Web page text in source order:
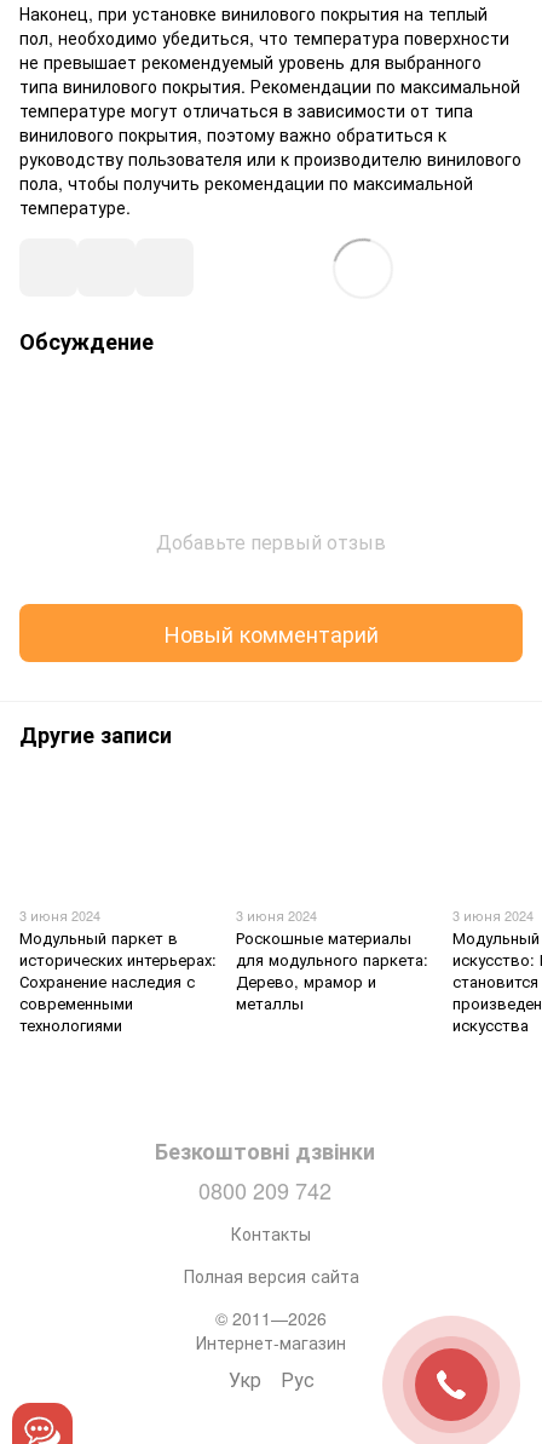
Наконец, при установке винилового покрытия на теплый
пол, необходимо убедиться, что температура поверхности
не превышает рекомендуемый уровень для выбранного
типа винилового покрытия. Рекомендации по максимальной
температуре могут отличаться в зависимости от типа
винилового покрытия, поэтому важно обратиться к
руководству пользователя или к производителю винилового
пола, чтобы получить рекомендации по максимальной
температуре.
Обсуждение
Добавьте первый отзыв
Новый комментарий
Другие записи
3 июня 2024
Модульный паркет в
исторических интерьерах:
Сохранение наследия с
современными
технологиями
3 июня 2024
Роскошные материалы
для модульного паркета:
Дерево, мрамор и
металлы
3 июня 2024
Модульный
становится
искусства
Безкоштовні дзвінки
0800 209 742
Контакты
Полная версия сайта
© 2011—2026
Интернет-магазин
Укр Рус